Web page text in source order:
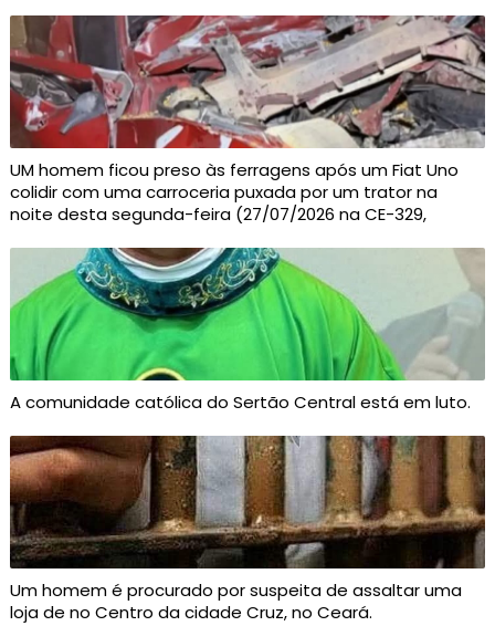
UM homem ficou preso às ferragens após um Fiat Uno
colidir com uma carroceria puxada por um trator na
noite desta segunda-feira (27/07/2026 na CE-329,
A comunidade católica do Sertão Central está em luto.
Um homem é procurado por suspeita de assaltar uma
loja de no Centro da cidade Cruz, no Ceará.